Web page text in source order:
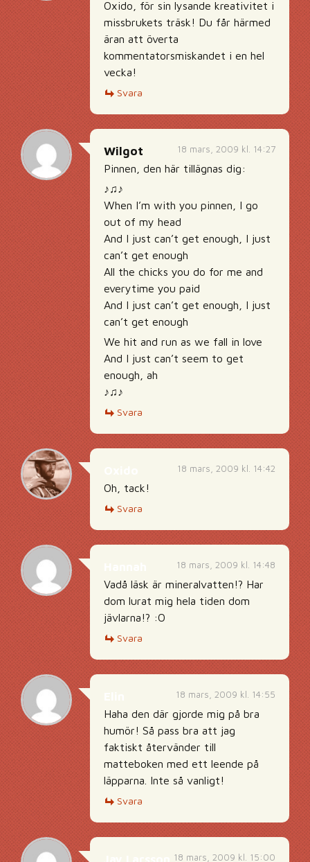
Oxido, för sin lysande kreativitet i
missbrukets träsk! Du får härmed
äran att överta
kommentatorsmiskandet i en hel
vecka!
Svara
18 mars, 2009 kl. 14:27
Wilgot
Pinnen, den här tillägnas dig:
♪♫♪
When I’m with you pinnen, I go
out of my head
And I just can’t get enough, I just
can’t get enough
All the chicks you do for me and
everytime you paid
And I just can’t get enough, I just
can’t get enough
We hit and run as we fall in love
And I just can’t seem to get
enough, ah
♪♫♪
Svara
18 mars, 2009 kl. 14:42
Oh, tack!
Svara
18 mars, 2009 kl. 14:48
Vadå läsk är mineralvatten!? Har
dom lurat mig hela tiden dom
jävlarna!? :O
Svara
18 mars, 2009 kl. 14:55
Haha den där gjorde mig på bra
humör! Så pass bra att jag
faktiskt återvänder till
matteboken med ett leende på
läpparna. Inte så vanligt!
Svara
18 mars, 2009 kl. 15:00